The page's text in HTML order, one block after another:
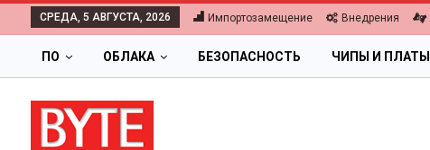
СРЕДА, 5 АВГУСТА, 2026 Импортозамещение Внедрения
ПО ОБЛАКА БЕЗОПАСНОСТЬ ЧИПЫ И ПЛАТЫ